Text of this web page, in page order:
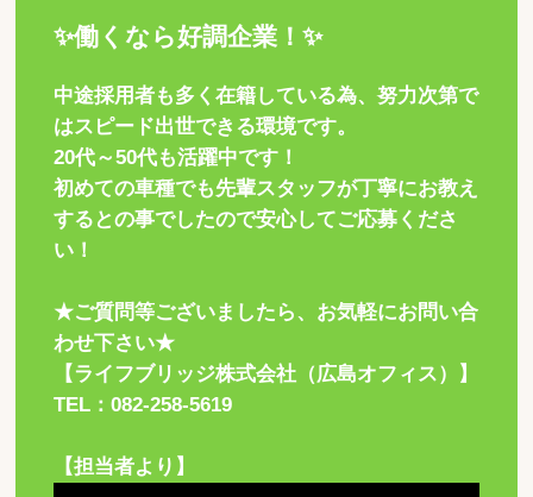
✨働くなら好調企業！✨
中途採用者も多く在籍している為、努力次第で
はスピード出世できる環境です。
20代～50代も活躍中です！
初めての車種でも先輩スタッフが丁寧にお教え
するとの事でしたので安心してご応募くださ
い！
★ご質問等ございましたら、お気軽にお問い合
わせ下さい★
【ライフブリッジ株式会社（広島オフィス）】
TEL：082-258-5619
【担当者より】